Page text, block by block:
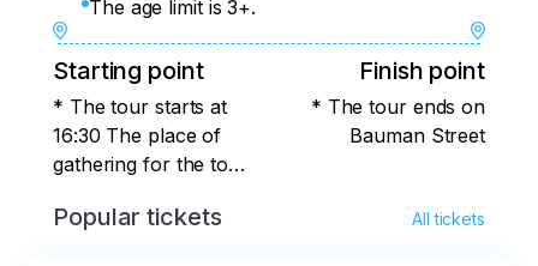
The age limit is 3+.
Starting point
* The tour starts at
16:30 The place of
gathering for the tour:
entrance to the
Finish point
* The tour ends on
Bauman Street
Popular tickets All tickets